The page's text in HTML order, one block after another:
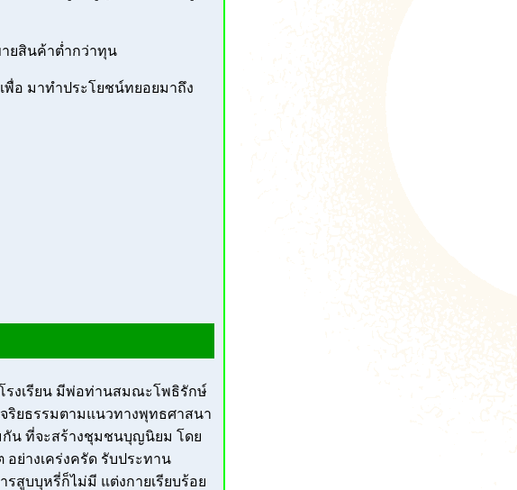
ยสินค้าต่ำกว่าทุน
อ มาทำประโยชน์ทยอยมาถึง
รงเรียน มีพ่อท่านสมณะโพธิรักษ์
ยธรรมตามแนวทางพุทธศาสนา
น ที่จะสร้างชุมชนบุญนิยม โดย
ย่างเคร่งครัด รับประทาน
สูบบุหรี่ก็ไม่มี แต่งกายเรียบร้อย